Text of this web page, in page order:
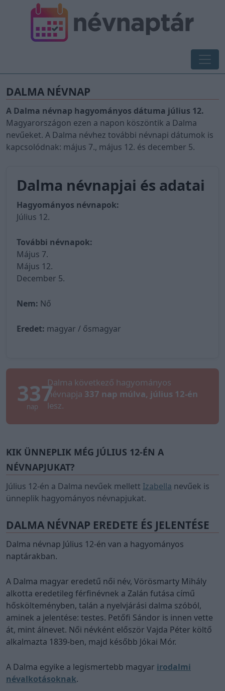
DALMA NÉVNAP
A Dalma névnap hagyományos dátuma július 12.
Magyarországon ezen a napon köszöntik a Dalma
nevűeket. A Dalma névhez további névnapi dátumok is
kapcsolódnak: május 7., május 12. és december 5.
Dalma névnapjai és adatai
Hagyományos névnapok:
Július 12.
További névnapok:
Május 7.
Május 12.
December 5.
Nem: Nő
Eredet: magyar / ősmagyar
337
nap
Dalma következő hagyományos
névnapja 337 nap múlva, július 12-én
lesz.
KIK ÜNNEPLIK MÉG JÚLIUS 12-ÉN A
NÉVNAPJUKAT?
Július 12-én a Dalma nevűek mellett Izabella nevűek is
ünneplik hagyományos névnapjukat.
DALMA NÉVNAP EREDETE ÉS JELENTÉSE
Dalma névnap Július 12-én van a hagyományos
naptárakban.
A Dalma magyar eredetű női név, Vörösmarty Mihály
alkotta eredetileg férfinévnek a Zalán futása című
hőskölteményben, talán a nyelvjárási dalma szóból,
aminek a jelentése: testes. Petőfi Sándor is innen vette
át, mint álnevet. Női névként először Vajda Péter költő
alkalmazta 1839-ben, majd később Jókai Mór.
A Dalma egyike a legismertebb magyar irodalmi
névalkotásoknak.